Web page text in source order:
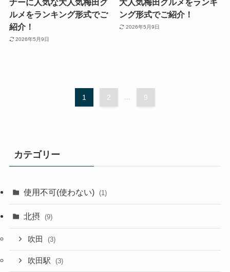
ナーに人気な大人気梅田グ
ルメをランキング形式でご
紹介！
2026年5月9日
大人気梅田グルメをランキ
ング形式でご紹介！
2026年5月9日
1 2 ... 9
カテゴリー
使用不可(使わない) (1)
北摂 (9)
吹田 (3)
吹田駅 (3)